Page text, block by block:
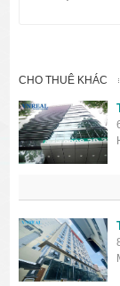
CHO THUÊ KHÁC